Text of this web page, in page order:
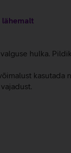
lähemalt
hulka.
kasutada